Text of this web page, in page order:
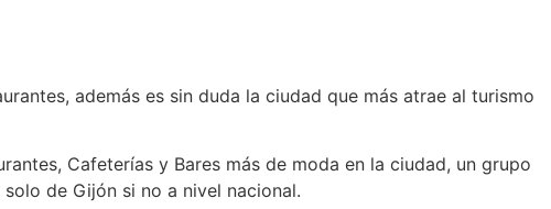
además es sin duda la ciudad que más atrae al turismo
Cafeterías y Bares más de moda en la ciudad, un grupo
de Gijón si no a nivel nacional.